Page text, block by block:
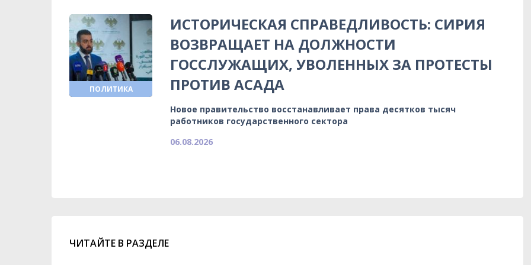
ПОЛИТИКА
ИСТОРИЧЕСКАЯ СПРАВЕДЛИВОСТЬ: СИРИЯ
ВОЗВРАЩАЕТ НА ДОЛЖНОСТИ
ГОССЛУЖАЩИХ, УВОЛЕННЫХ ЗА ПРОТЕСТЫ
ПРОТИВ АСАДА
Новое правительство восстанавливает права десятков тысяч
работников государственного сектора
06.08.2026
ЧИТАЙТЕ В РАЗДЕЛЕ